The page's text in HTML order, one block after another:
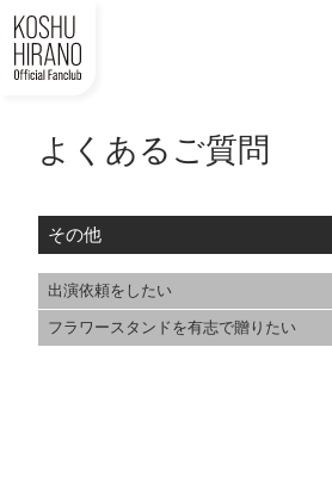
よくあるご質問
その他
出演依頼をしたい
フラワースタンドを有志で贈りたい